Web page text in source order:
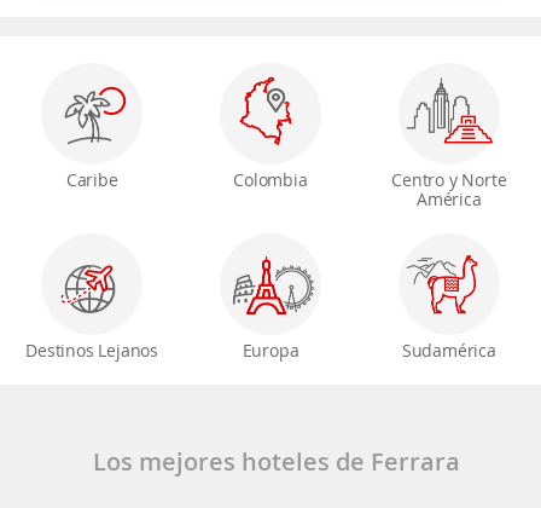
Caribe Colombia
Centro y Norte
América
Destinos Lejanos Europa Sudamérica
Los mejores hoteles de Ferrara